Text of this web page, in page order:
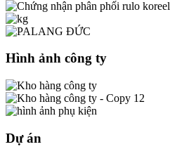
Hình ảnh công ty
Dự án